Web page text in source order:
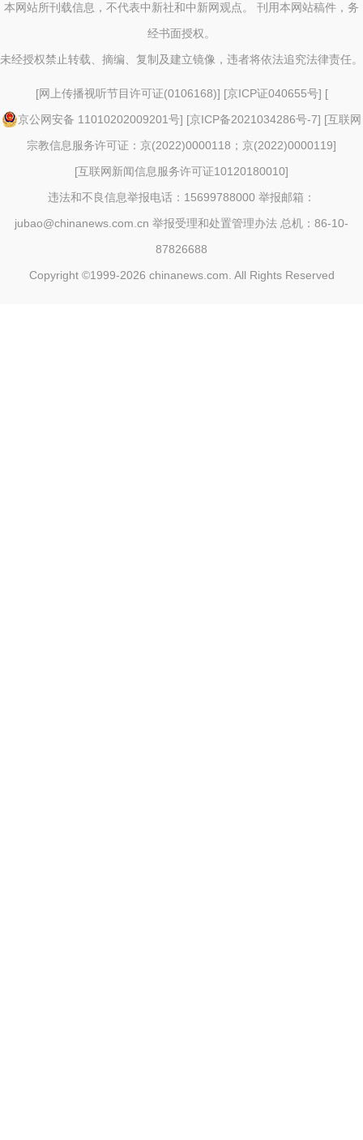
本网站所刊载信息，不代表中新社和中新网观点。 刊用本网站稿件，务
经书面授权。
未经授权禁止转载、摘编、复制及建立镜像，违者将依法追究法律责任。
[网上传播视听节目许可证(0106168)] [京ICP证040655号] [
京公网安备 11010202009201号] [京ICP备2021034286号-7] [互联网
宗教信息服务许可证：京(2022)0000118；京(2022)0000119]
[互联网新闻信息服务许可证10120180010]
违法和不良信息举报电话：15699788000 举报邮箱：
jubao@chinanews.com.cn 举报受理和处置管理办法 总机：86-10-
87826688
Copyright ©1999-2026 chinanews.com. All Rights Reserved